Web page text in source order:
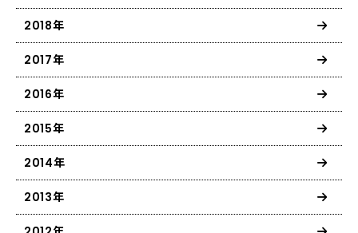
2018年
2017年
2016年
2015年
2014年
2013年